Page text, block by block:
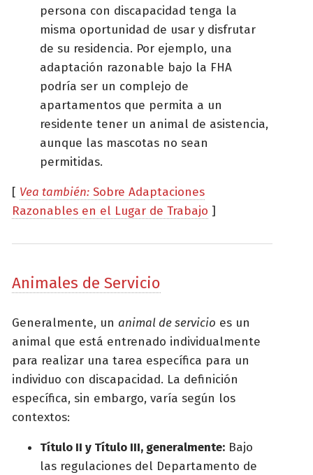
persona con discapacidad tenga la
misma oportunidad de usar y disfrutar
de su residencia. Por ejemplo, una
adaptación razonable bajo la FHA
podría ser un complejo de
apartamentos que permita a un
residente tener un animal de asistencia,
aunque las mascotas no sean
permitidas.
[ Vea también: Sobre Adaptaciones
Razonables en el Lugar de Trabajo ]
Animales de Servicio
Generalmente, un animal de servicio es un
animal que está entrenado individualmente
para realizar una tarea específica para un
individuo con discapacidad. La definición
específica, sin embargo, varía según los
contextos:
Título II y Título III, generalmente: Bajo
las regulaciones del Departamento de